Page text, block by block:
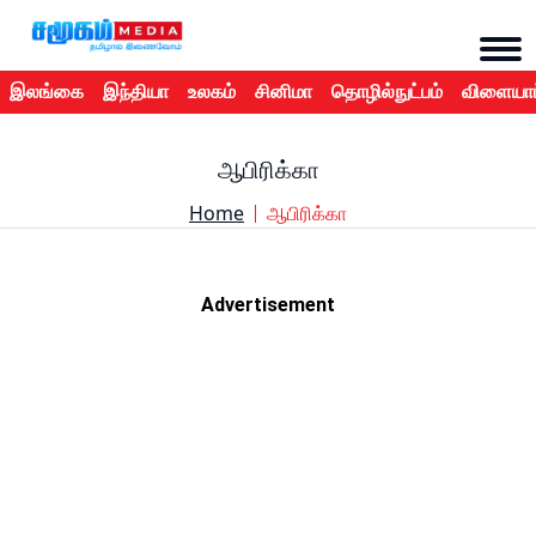
இலங்கை இந்தியா உலகம் சினிமா தொழில்நுட்பம்
ஆபிரிக்கா
Home ஆபிரிக்கா
Advertisement